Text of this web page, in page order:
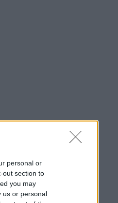
personal or
out section to
you may
us or personal